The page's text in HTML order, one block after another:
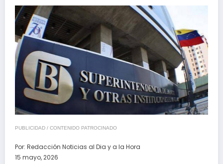
PUBLICIDAD / CONTENIDO PATROCINADO
Por: Redacción Noticias al Dia y a la Hora
15 mayo, 2026